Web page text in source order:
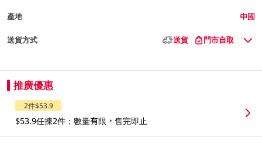
產地 中國
送貨方式 送貨 門市自取
推廣優惠
2件$53.9
$53.9任揀2件；數量有限，售完即止